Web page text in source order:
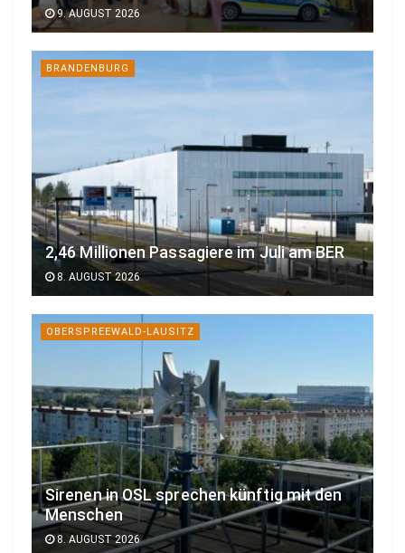
9. AUGUST 2026
BRANDENBURG
2,46 Millionen Passagiere im Juli am BER
8. AUGUST 2026
OBERSPREEWALD-LAUSITZ
Sirenen in OSL sprechen künftig mit den
Menschen
8. AUGUST 2026